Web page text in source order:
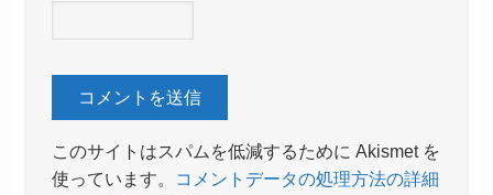
このサイトはスパムを低減するために Akismet を
使っています。
コメントデータの処理方法の詳細